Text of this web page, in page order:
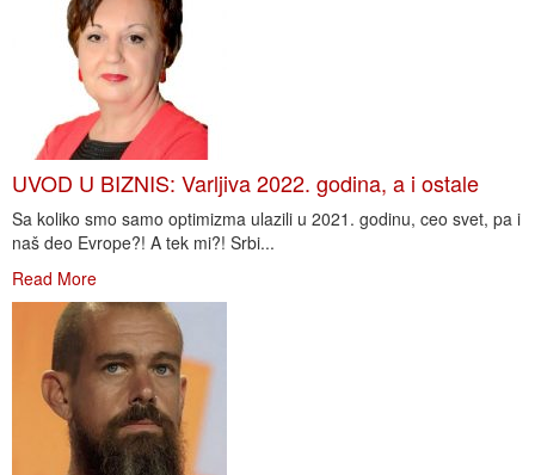
UVOD U BIZNIS: Varljiva 2022. godina, a i ostale
Sa koliko smo samo optimizma ulazili u 2021. godinu, ceo svet, pa i
naš deo Evrope?! A tek mi?! Srbi...
Read More